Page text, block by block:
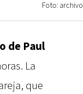
Foto: archivo
de Paul
La
que